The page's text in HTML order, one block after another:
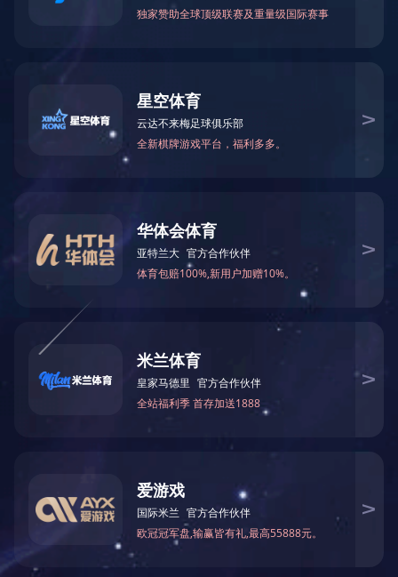
揽下10个超亿元项目，到南海这个小镇投
资，这些行业有“钱景”！
济”2017年招商引资系列活动在里水启动！12个超亿元项目现场
水 作为南海招商引资推介系列活动的“第一炮”，6月8日活动现场
成果丰硕，南海区12个超亿元项目签约落地，其中里水镇新签约
项目10个，引资150亿元！
More +